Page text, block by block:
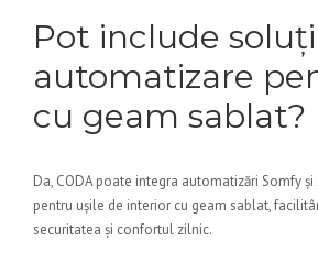
Pot include
automatizare
cu geam sablat?
Da, CODA poate integra automatizări Somfy
pentru ușile de interior cu geam sablat,
securitatea și confortul zilnic.